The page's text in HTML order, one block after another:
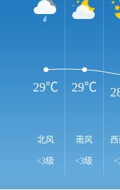
北风
<3级
南风
<3级
29℃ 29℃